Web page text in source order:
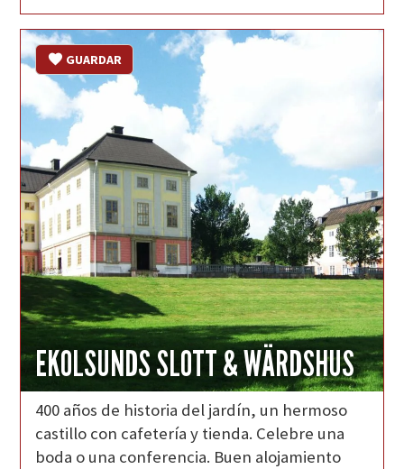
EKOLSUNDS SLOTT & WÄRDSHUS
GUARDAR
400 años de historia del jardín, un hermoso
castillo con cafetería y tienda. Celebre una
boda o una conferencia. Buen alojamiento